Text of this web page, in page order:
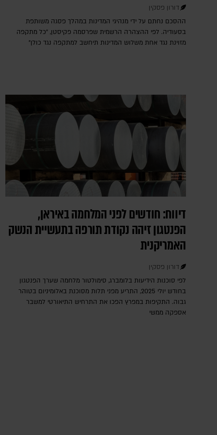
דורון פסקין
ההסכם נחתם על ידי מנהיגי המדינות במהלך פסגה משותפת
בסעודיה. לפי ההצהרה הרשמית שפרסמה פקיסטן, "כל מתקפה
מזוינת נגד אחת משלוש המדינות תיחשב למתקפה נגד כולן"
דיווח: חודשים לפני המלחמה באיראן,
הפנטגון זיהה נקודת תורפה בתעשיית הנשק
האמריקנית
דורון פסקין
לפי סוכנות הידיעות בלומברג, סימולטור מלחמה שערך הפנטגון
בחודש יולי 2025, התריע מפני תלות מסוכנת באלומיניום בטוהר
גבוה. התקיפות במפרץ הפכו את התרחיש התיאורטי למשבר
אספקה ממשי